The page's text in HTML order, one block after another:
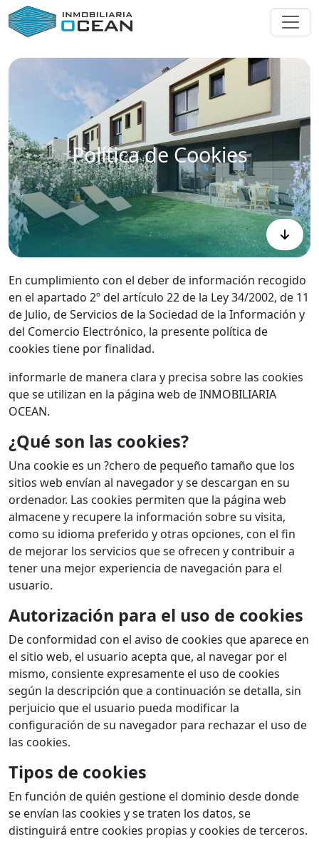
Política de Cookies
En cumplimiento con el deber de información recogido
en el apartado 2º del artículo 22 de la Ley 34/2002, de 11
de Julio, de Servicios de la Sociedad de la Información y
del Comercio Electrónico, la presente política de
cookies tiene por finalidad.
informarle de manera clara y precisa sobre las cookies
que se utilizan en la página web de INMOBILIARIA
OCEAN.
¿Qué son las cookies?
Una cookie es un ?chero de pequeño tamaño que los
sitios web envían al navegador y se descargan en su
ordenador. Las cookies permiten que la página web
almacene y recupere la información sobre su visita,
como su idioma preferido y otras opciones, con el fin
de mejorar los servicios que se ofrecen y contribuir a
tener una mejor experiencia de navegación para el
usuario.
Autorización para el uso de cookies
De conformidad con el aviso de cookies que aparece en
el sitio web, el usuario acepta que, al navegar por el
mismo, consiente expresamente el uso de cookies
según la descripción que a continuación se detalla, sin
perjuicio que el usuario pueda modificar la
configuración de su navegador para rechazar el uso de
las cookies.
Tipos de cookies
En función de quién gestione el dominio desde donde
se envían las cookies y se traten los datos, se
distinguirá entre cookies propias y cookies de terceros.